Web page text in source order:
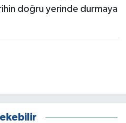
doğru yerinde durmaya